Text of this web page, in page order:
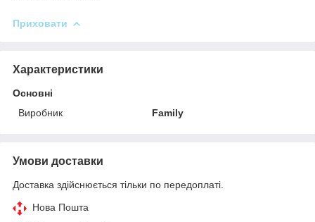
Приховати
Характеристики
Основні
Виробник
Family
Умови доставки
Доставка здійснюється тільки по передоплаті.
Нова Пошта